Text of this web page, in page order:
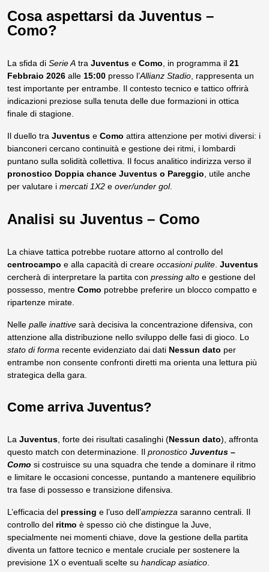
Cosa aspettarsi da Juventus –
Como?
La sfida di Serie A tra Juventus e Como, in programma il 21
Febbraio 2026 alle 15:00 presso l’Allianz Stadio, rappresenta un
test importante per entrambe. Il contesto tecnico e tattico offrirà
indicazioni preziose sulla tenuta delle due formazioni in ottica
finale di stagione.
Il duello tra Juventus e Como attira attenzione per motivi diversi: i
bianconeri cercano continuità e gestione dei ritmi, i lombardi
puntano sulla solidità collettiva. Il focus analitico indirizza verso il
pronostico Doppia chance Juventus o Pareggio, utile anche
per valutare i mercati 1X2 e over/under gol.
Analisi su Juventus – Como
La chiave tattica potrebbe ruotare attorno al controllo del
centrocampo e alla capacità di creare occasioni pulite. Juventus
cercherà di interpretare la partita con pressing alto e gestione del
possesso, mentre Como potrebbe preferire un blocco compatto e
ripartenze mirate.
Nelle palle inattive sarà decisiva la concentrazione difensiva, con
attenzione alla distribuzione nello sviluppo delle fasi di gioco. Lo
stato di forma recente evidenziato dai dati Nessun dato per
entrambe non consente confronti diretti ma orienta una lettura più
strategica della gara.
Come arriva Juventus?
La Juventus, forte dei risultati casalinghi (Nessun dato), affronta
questo match con determinazione. Il pronostico Juventus –
Como si costruisce su una squadra che tende a dominare il ritmo
e limitare le occasioni concesse, puntando a mantenere equilibrio
tra fase di possesso e transizione difensiva.
L’efficacia del pressing e l’uso dell’ampiezza saranno centrali. Il
controllo del ritmo è spesso ciò che distingue la Juve,
specialmente nei momenti chiave, dove la gestione della partita
diventa un fattore tecnico e mentale cruciale per sostenere la
previsione 1X o eventuali scelte su handicap asiatico.